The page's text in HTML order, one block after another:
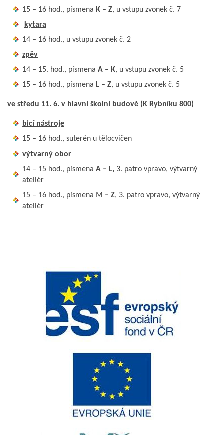
15 – 16 hod., písmena K – Z, u vstupu zvonek č. 7
kytara
14 – 16 hod., u vstupu zvonek č. 2
zpěv
14 – 15. hod., písmena A – K, u vstupu zvonek č. 5
15 – 16 hod., písmena L – Z, u vstupu zvonek č. 5
ve středu 11. 6. v hlavní školní budově (K Rybníku 800)
bicí nástroje
15 – 16 hod., suterén u tělocvičen
výtvarný obor
14 – 15 hod., písmena A – L, 3. patro vpravo, výtvarný
ateliér
15 – 16 hod., písmena M – Z, 3. patro vpravo, výtvarný
ateliér